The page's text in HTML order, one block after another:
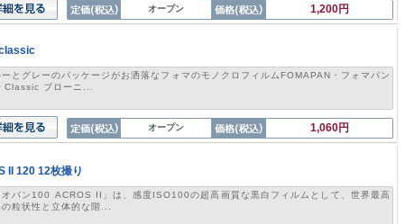
オープン 1,200円
ーとグレーのパッケージがお洒落なフォマのモノクロフィルムFOMAPAN・フォマパン
Classic ブローニ...
オープン
1,060円
II 120 12枚撮り
オパン100 ACROS II」は、感度ISO100の超高画質な黒白フィルムとして、世界最高
粒状性と立体的な階...